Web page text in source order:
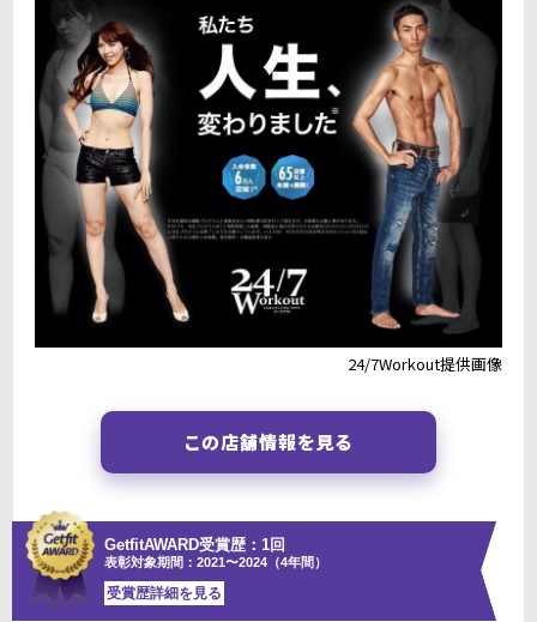
24/7Workout提供画像
この店舗情報を見る
GetfitAWARD受賞歴：1回
表彰対象期間：2021〜2024（4年間）
受賞歴詳細を見る